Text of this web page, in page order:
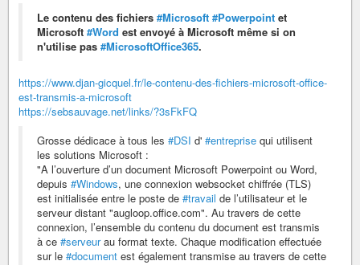
Le contenu des fichiers #Microsoft #Powerpoint et
Microsoft #Word est envoyé à Microsoft même si on
n'utilise pas #MicrosoftOffice365.
https://www.djan-gicquel.fr/le-contenu-des-fichiers-microsoft-office-
est-transmis-a-microsoft
https://sebsauvage.net/links/?3sFkFQ
Grosse dédicace à tous les #DSI d' #entreprise qui utilisent
les solutions Microsoft :
"A l’ouverture d’un document Microsoft Powerpoint ou Word,
depuis #Windows, une connexion websocket chiffrée (TLS)
est initialisée entre le poste de #travail de l’utilisateur et le
serveur distant "augloop.office.com". Au travers de cette
connexion, l’ensemble du contenu du document est transmis
à ce #serveurau format texte. Chaque modification effectuée
sur le #document est également transmise au travers de cette